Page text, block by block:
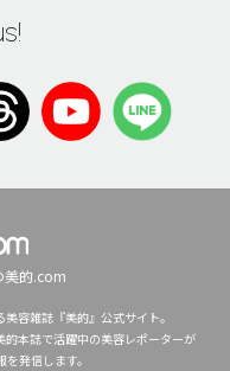
美的.com
容雑誌『美的』公式サイト。
的本誌で活躍中の美容レポーターが
発信します。